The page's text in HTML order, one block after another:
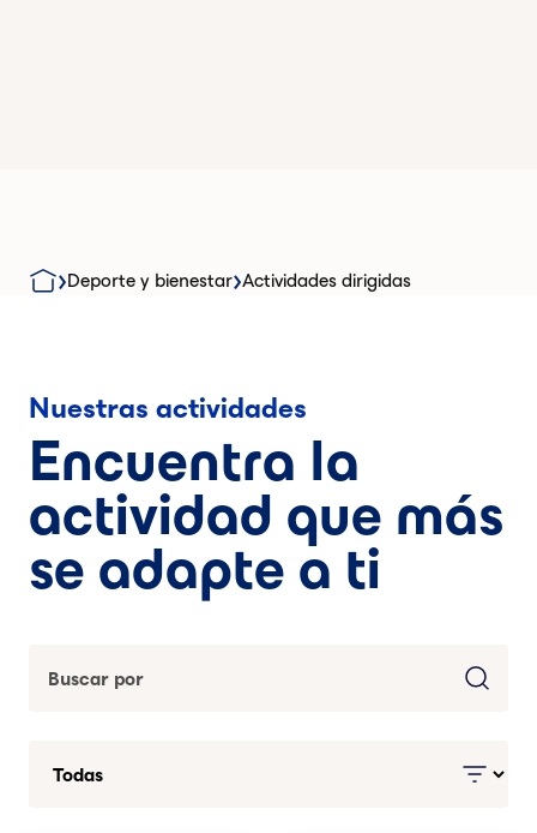
Deporte y bienestar Actividades dirigidas
Nuestras actividades
Encuentra la
actividad que más
se adapte a ti